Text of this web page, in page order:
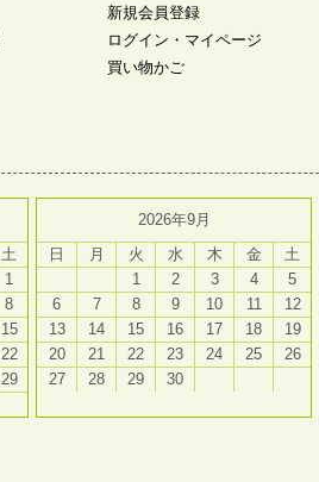
新規会員登録
ログイン・マイページ
買い物かご
土
1
8
15
22
29
2026年9月
日
月 火 水 木 金
土
1
2 3 4
5
6
7 8 9 10 11
12
13
14 15 16 17 18
19
20
21 22 23 24 25
26
27
28 29 30